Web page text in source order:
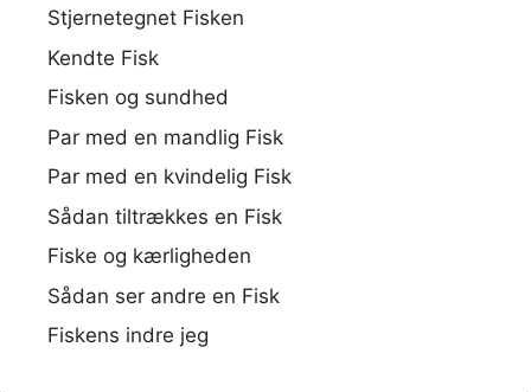
Stjernetegnet Fisken
Kendte Fisk
Fisken og sundhed
Par med en mandlig Fisk
Par med en kvindelig Fisk
Sådan tiltrækkes en Fisk
Fiske og kærligheden
Sådan ser andre en Fisk
Fiskens indre jeg